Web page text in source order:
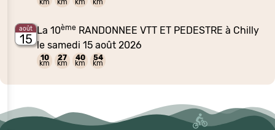
août
15
La 10ème RANDONNEE VTT ET PEDESTRE à Chilly
le samedi 15 août 2026
10
km
27
km
40
km
54
km